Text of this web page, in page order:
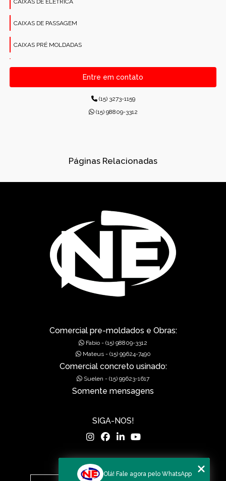
CAIXAS DE ELÉTRICA
CAIXAS DE PASSAGEM
CAIXAS PRÉ MOLDADAS
CANALETAS PRÉ-MOLDADAS RETANGULARES
CONCRETO PARA CONSTRUÇÕES
CONCRETO USINADO INDUSTRIAL
FÁBRICA DE PRÉ-MOLDADOS
GÁRGULAS PRÉ-MOLDADAS
GRELHAS PARA BOCA DE LEÃO
MUROS DE ALA PRÉ-MOLDADOS
MUROS EM CONCRETO
MUROS PRÉ FABRICADOS
PISOS DE CONCRETO
Entre em contato
(15) 3273-1159
(15) 98809-3312
Páginas Relacionadas
Comercial pre-moldados e Obras:
Fabio - (15) 98809-3312
Mateus - (15) 99624-7490
Comercial concreto usinado:
Suelen - (15) 99623-1617
Somente mensagens
SIGA-NOS!
MENU
Olá! Fale agora pelo WhatsApp